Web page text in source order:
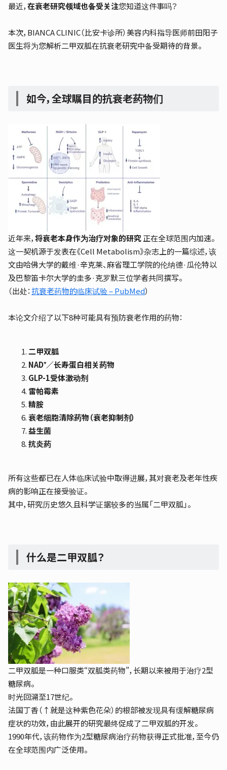
最近，在衰老研究领域也备受关注您知道这件事吗？
本次，BIANCA CLINIC（比安卡诊所）美容内科指导医师前田阳子
医生将为您解析二甲双胍在抗衰老研究中备受期待的背景。
如今，全球瞩目的抗衰老药物们
近年来，将衰老本身作为治疗对象的研究正在全球范围内加速。
这一契机源于发表在《Cell Metabolism》杂志上的一篇综述，该
文由哈佛大学的戴维·辛克莱、麻省理工学院的伦纳德·瓜伦特以
及巴黎笛卡尔大学的圭多·克罗默三位学者共同撰写。
（出处：抗衰老药物的临床试验 – PubMed）
本论文介绍了以下8种可能具有预防衰老作用的药物：
二甲双胍
NAD⁺／长寿蛋白相关药物
GLP-1受体激动剂
雷帕霉素
精胺
衰老细胞清除药物（衰老抑制剂）
益生菌
抗炎药
所有这些都已在人体临床试验中取得进展，其对衰老及老年性疾
病的影响正在接受验证。
其中，研究历史悠久且科学证据较多的当属「二甲双胍」。
什么是二甲双胍？
二甲双胍是一种口服类“双胍类药物”，长期以来被用于治疗2型
糖尿病。
时光回溯至17世纪。
法国丁香（↑就是这种紫色花朵）的根部被发现具有缓解糖尿病
症状的功效，由此展开的研究最终促成了二甲双胍的开发。
1990年代，该药物作为2型糖尿病治疗药物获得正式批准，至今仍
在全球范围内广泛使用。